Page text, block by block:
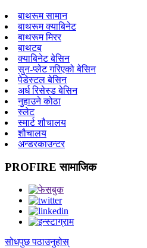
बाथरूम सामान
बाथरूम क्याबिनेट
बाथरूम मिरर
बाथटब
क्याबिनेट बेसिन
सुन-प्लेट गरिएको बेसिन
पेडेस्टल बेसिन
अर्ध रिसेस्ड बेसिन
नुहाउने कोठा
स्लेट
स्मार्ट शौचालय
शौचालय
अन्डरकाउन्टर
PROFIRE सामाजिक
सोधपुछ पठाउनुहोस्